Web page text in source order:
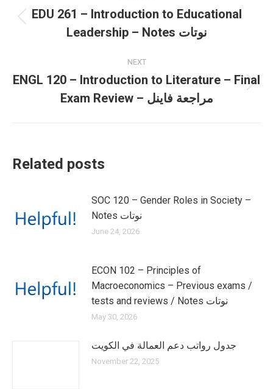
navigation
post:
EDU 261 – Introduction to Educational
Leadership – Notes نوتات
NEXT
post:
ENGL 120 – Introduction to Literature – Final
Exam Review – مراجعة فاينل
Related posts
SOC 120 – Gender Roles in Society –
Notes نوتات
June 24, 2026
ECON 102 – Principles of
Macroeconomics – Previous exams /
tests and reviews / Notes نوتات
May 30, 2026
جدول رواتب دعم العمالة في الكويت
November 22, 2025